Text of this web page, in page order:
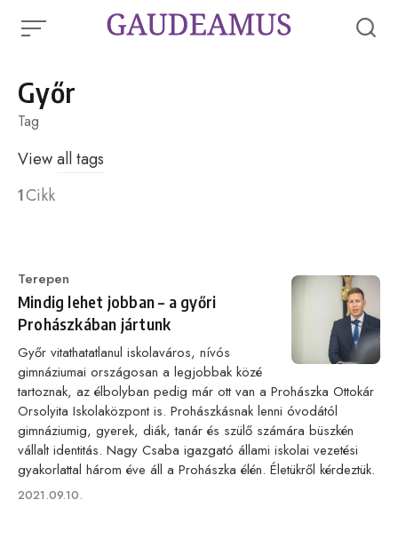
Győr
Tag
Viewall tags
1Cikk
Category
Terepen
Mindig lehet jobban – a győri
Prohászkában jártunk
Győr vitathatatlanul iskolaváros, nívós
gimnáziumai országosan a legjobbak közé
tartoznak, az élbolyban pedig már ott van a Prohászka Ottokár
Orsolyita Iskolaközpont is. Prohászkásnak lenni óvodától
gimnáziumig, gyerek, diák, tanár és szülő számára büszkén
vállalt identitás. Nagy Csaba igazgató állami iskolai vezetési
gyakorlattal három éve áll a Prohászka élén. Életükről kérdeztük.
Published
2021.09.10.